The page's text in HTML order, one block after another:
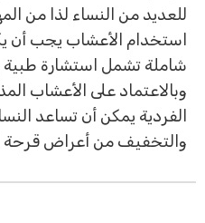
للعديد من النساء لذا من
استخدام الأعشاب يجب أن
شاملة تشمل استشارة
وبالاعتماد على الأعشاب
الفردية يمكن أن تساعد
والتخفيف من أعراض قرحة